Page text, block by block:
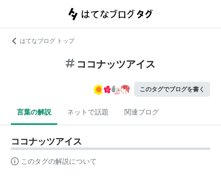
はてなブログ トップ
ココナッツアイス
このタグでブログを書く
言葉の解説 ネットで話題 関連ブログ
ココナッツアイス
このタグの解説について